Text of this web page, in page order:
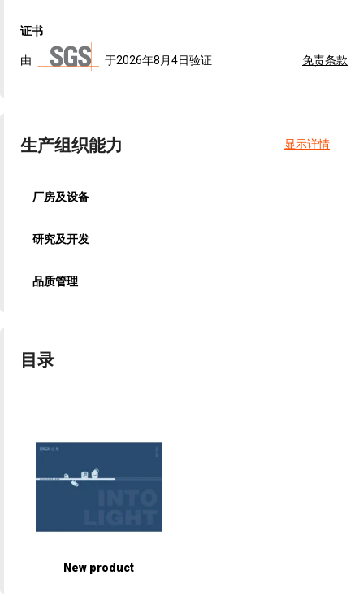
证书
由 于2026年8月4日验证 免责条款
生产组织能力 显示详情
厂房及设备
研究及开发
品质管理
目录
New product